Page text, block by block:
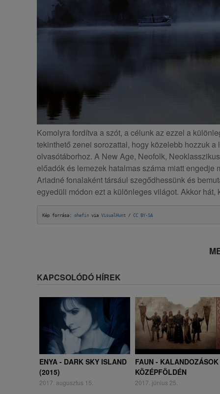
Komolyra fordítva a szót, a célunk az ezzel a
tekinthető zenei sorozattal, hogy közelebb hozzuk
olvasótáborhoz. A New Age, Neofolk,
előadók és lemezek hatalmas száma miatt engedje
Ariadné fonalaként társául szegődhessünk és
egyedüli módon ezt a különleges világot. Akkor hát,
Kép forrása: ohefin via VisualHunt / CC BY-SA
KAPCSOLÓDÓ HÍREK
ENYA - DARK SKY ISLAND
(2015)
2017. augusztus 15.
FAUN - KALANDOZÁSOK
KÖZÉPFÖLDÉN
2017. június 25.